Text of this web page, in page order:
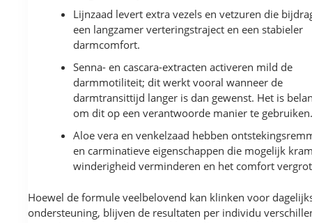
Lijnzaad levert extra vezels en vetzuren die
een langzamer verteringstraject en een stabieler
darmcomfort.
Senna- en cascara-extracten activeren mild de
darmmotiliteit; dit werkt vooral wanneer de
darmtransittijd langer is dan gewenst. Het is
om dit op een verantwoorde manier te
Aloe vera en venkelzaad hebben
en carminatieve eigenschappen die mogelijk
winderigheid verminderen en het comfort
Hoewel de formule veelbelovend kan klinken voor
ondersteuning, blijven de resultaten per individu